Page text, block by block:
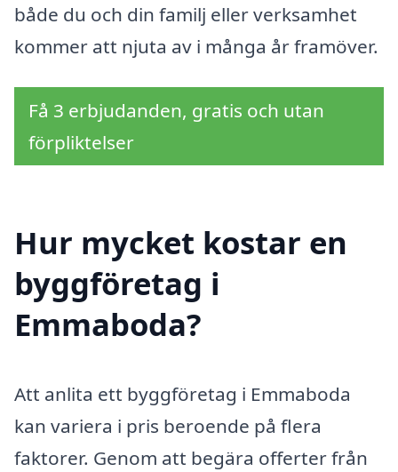
både du och din familj eller verksamhet
kommer att njuta av i många år framöver.
Få 3 erbjudanden, gratis och utan
förpliktelser
Hur mycket kostar en
byggföretag i
Emmaboda?
Att anlita ett byggföretag i Emmaboda
kan variera i pris beroende på flera
faktorer. Genom att begära offerter från